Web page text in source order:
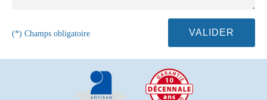
(*) Champs obligatoire